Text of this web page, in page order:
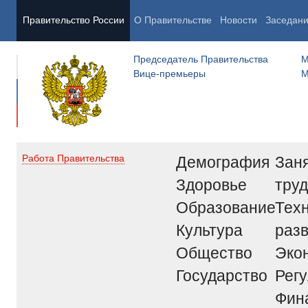
Правительство России О Правительстве Новости
Председатель Правительства
Вице-премьеры
Работа Правительства
Демография
Здоровье
Образование
Культура
Общество
Государство
труд